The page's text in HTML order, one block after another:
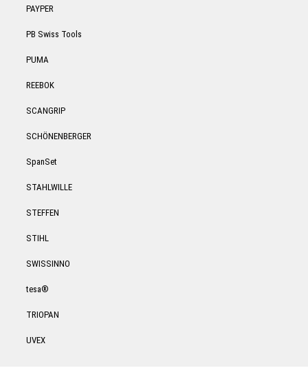
PAYPER
PB Swiss Tools
PUMA
REEBOK
SCANGRIP
SCHÖNENBERGER
SpanSet
STAHLWILLE
STEFFEN
STIHL
SWISSINNO
tesa®
TRIOPAN
UVEX